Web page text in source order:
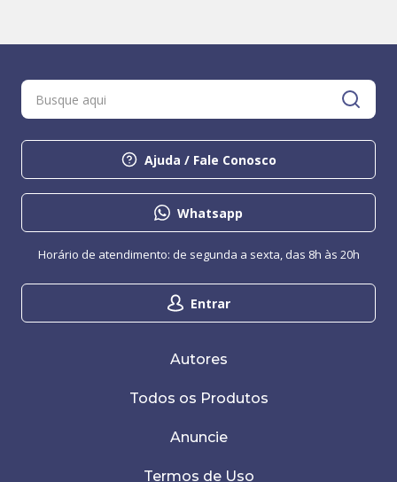
Ajuda / Fale Conosco
Whatsapp
Entrar
Horário de atendimento: de segunda a sexta, das 8h às 20h
Autores
Todos os Produtos
Anuncie
Termos de Uso